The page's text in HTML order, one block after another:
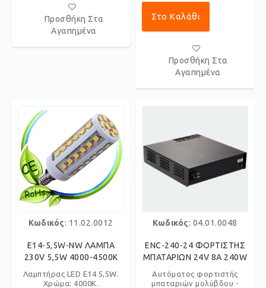
Προσθήκη Στα
Αγαπημένα
Στο Καλάθι
Προσθήκη Στα
Αγαπημένα
Κωδικός: 11.02.0012
E14-5,5W-NW ΛΑΜΠΑ
230V 5,5W 4000-4500K
Λαμπτήρας LED E14 5,5W.
Χρώμα: 4000K.
Κωδικός: 04.01.0048
ENC-240-24 ΦΟΡΤΙΣΤΗΣ
ΜΠΑΤΑΡΙΩΝ 24V 8A 240W
Αυτόματος φορτιστής
μπαταριών μολύβδου -